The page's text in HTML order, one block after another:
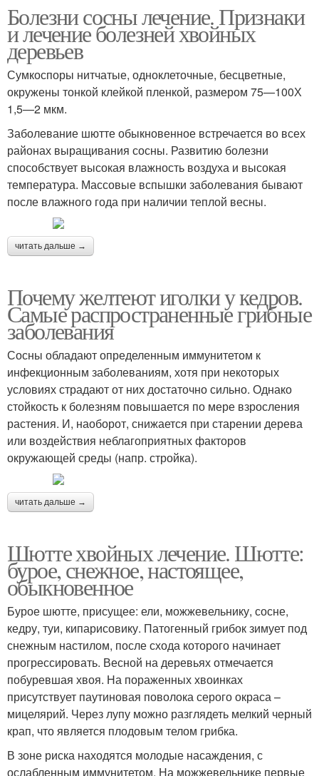
Болезни сосны лечение. Признаки
и лечение болезней хвойных
деревьев
Сумкоспоры нитчатые, одноклеточные, бесцветные,
окружены тонкой клейкой пленкой, размером 75—100Х
1,5—2 мкм.
Заболевание шютте обыкновенное встречается во всех
районах выращивания сосны. Развитию болезни
способствует высокая влажность воздуха и высокая
температура. Массовые вспышки заболевания бывают
после влажного года при наличии теплой весны.
читать дальше →
Почему желтеют иголки у кедров.
Самые распространенные грибные
заболевания
Сосны обладают определенным иммунитетом к
инфекционным заболеваниям, хотя при некоторых
условиях страдают от них достаточно сильно. Однако
стойкость к болезням повышается по мере взросления
растения. И, наоборот, снижается при старении дерева
или воздействия неблагоприятных факторов
окружающей среды (напр. стройка).
читать дальше →
Шютте хвойных лечение. Шютте:
бурое, снежное, настоящее,
обыкновенное
Бурое шютте, присущее: ели, можжевельнику, сосне,
кедру, туи, кипарисовику. Патогенный грибок зимует под
снежным настилом, после схода которого начинает
прогрессировать. Весной на деревьях отмечается
побуревшая хвоя. На пораженных хвоинках
присутствует паутиновая поволока серого окраса –
мицелярий. Через лупу можно разглядеть мелкий черный
крап, что является плодовым телом грибка.
В зоне риска находятся молодые насаждения, с
ослабленным иммунитетом. На можжевельнике первые